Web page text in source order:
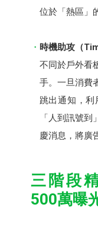
位於「熱區」
時機助攻（
不同於戶外看
手。一旦消費
跳出通知，利
「人到訊號
慶消息，將廣
三階段
500萬曝